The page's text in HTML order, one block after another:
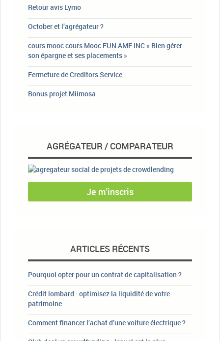
Retour avis Lymo
October et l’agrégateur ?
cours mooc cours Mooc FUN AMF INC « Bien gérer
son épargne et ses placements »
Fermeture de Creditors Service
Bonus projet Miimosa
AGRÉGATEUR / COMPARATEUR
Je m'inscris
ARTICLES RÉCENTS
Pourquoi opter pour un contrat de capitalisation ?
Crédit lombard : optimisez la liquidité de votre
patrimoine
Comment financer l’achat d’une voiture électrique ?